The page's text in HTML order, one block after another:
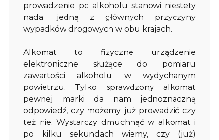
prowadzenie po alkoholu stanowi niestety
nadal jedną z głównych przyczyny
wypadków drogowych w obu krajach.
Alkomat to fizyczne urządzenie
elektroniczne służące do pomiaru
zawartości alkoholu w wydychanym
powietrzu. Tylko sprawdzony alkomat
pewnej marki da nam jednoznaczną
odpowiedź, czy możemy już prowadzić czy
też nie. Wystarczy dmuchnąć w alkomat i
po kilku sekundach wiemy, czy (już)